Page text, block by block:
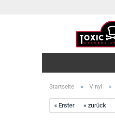
Startseite » Vinyl »
« Erster « zurück